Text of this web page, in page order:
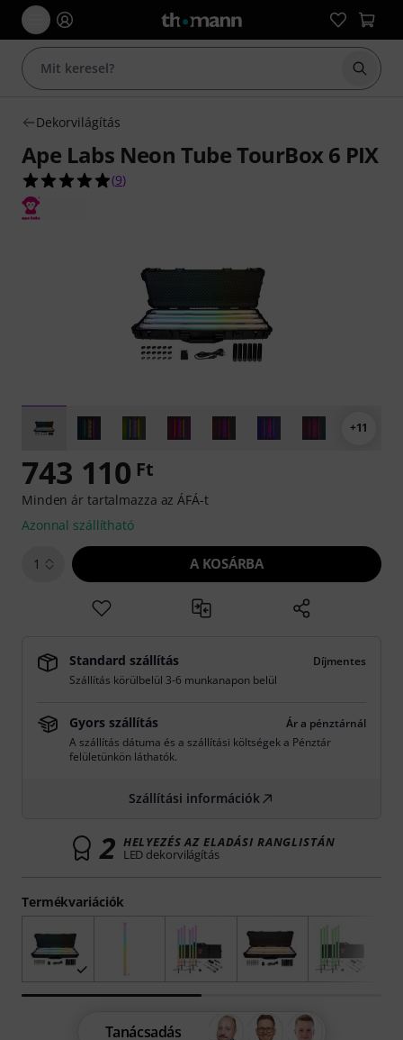
Dekorvilágítás
Ape Labs Neon Tube TourBox 6 PIX
4.9/5 csillag, összesen 9 értékelés alapján
(9)
+11
Termékvariációk
743 110 Ft
Minden ár tartalmazza az ÁFÁ-t
Azonnal szállítható
1 A KOSÁRBA
Standard szállítás
Díjmentes
Szállítás körülbelül 3-6 munkanapon belül
Gyors szállítás
Ár a pénztárnál
A szállítás dátuma és a szállítási költségek a Pénztár
felületünkön láthatók.
Szállítási információk
2 HELYEZÉS AZ ELADÁSI RANGLISTÁN
LED dekorvilágítás
Tanácsadás